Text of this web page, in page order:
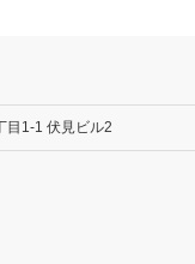
目1-1 伏見ビル2